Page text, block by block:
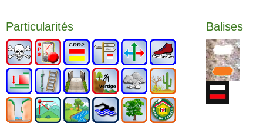
Particularités Balises